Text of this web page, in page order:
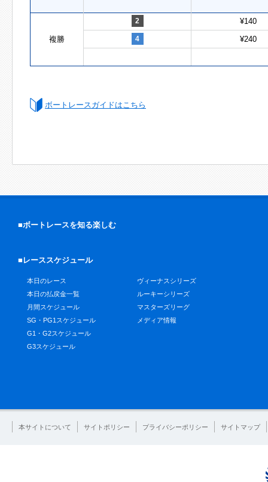
複勝
2 ¥140
4 ¥240
ボートレースガイドはこちら
■ボートレースを知る楽しむ
■レーススケジュール
本日のレース
本日の払戻金一覧
月間スケジュール
SG・PG1スケジュール
G1・G2スケジュール
G3スケジュール
ヴィーナスシリーズ
ルーキーシリーズ
マスターズリーグ
メディア情報
本サイトについて サイトポリシー プライバシーポリシー サイトマップ